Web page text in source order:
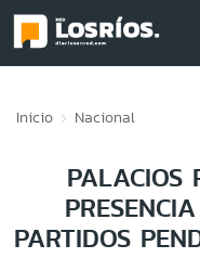
Inicio Nacional
PALACIOS
PARTIDOS